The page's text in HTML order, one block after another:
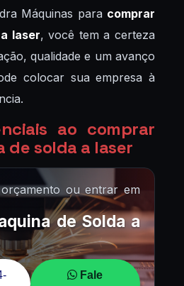
Máquinas para comprar
laser, você tem a certeza
qualidade e um avanço
colocar sua empresa à
ao comprar
de solda a laser
ou entrar em
de Solda a
Fale